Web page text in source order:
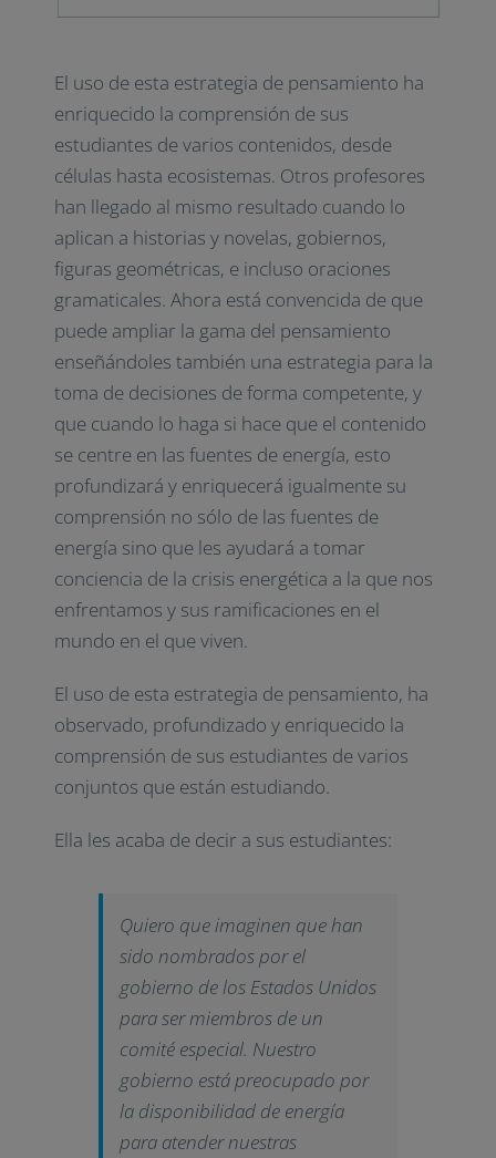
El uso de esta estrategia de pensamiento ha
enriquecido la comprensión de sus
estudiantes de varios contenidos, desde
células hasta ecosistemas. Otros profesores
han llegado al mismo resultado cuando lo
aplican a historias y novelas, gobiernos,
figuras geométricas, e incluso oraciones
gramaticales. Ahora está convencida de que
puede ampliar la gama del pensamiento
enseñándoles también una estrategia para la
toma de decisiones de forma competente, y
que cuando lo haga si hace que el contenido
se centre en las fuentes de energía, esto
profundizará y enriquecerá igualmente su
comprensión no sólo de las fuentes de
energía sino que les ayudará a tomar
conciencia de la crisis energética a la que nos
enfrentamos y sus ramificaciones en el
mundo en el que viven.
El uso de esta estrategia de pensamiento, ha
observado, profundizado y enriquecido la
comprensión de sus estudiantes de varios
conjuntos que están estudiando.
Ella les acaba de decir a sus estudiantes:
Quiero que imaginen que han
sido nombrados por el
gobierno de los Estados Unidos
para ser miembros de un
comité especial. Nuestro
gobierno está preocupado por
la disponibilidad de energía
para atender nuestras